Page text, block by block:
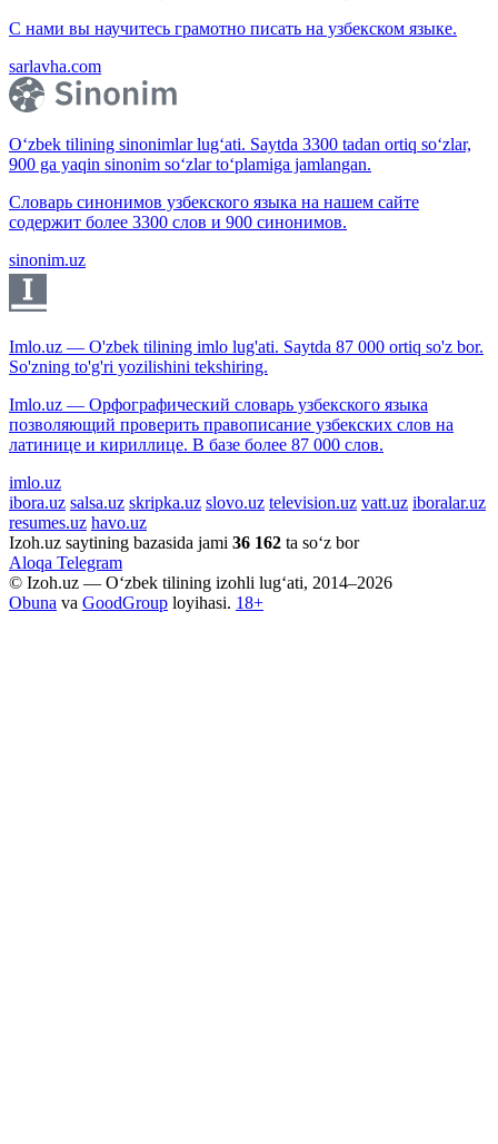
С нами вы научитесь грамотно писать на узбекском языке.
sarlavha.com
O‘zbek tilining sinonimlar lug‘ati. Saytda 3300 tadan ortiq so‘zlar,
900 ga yaqin sinonim so‘zlar to‘plamiga jamlangan.
Словарь синонимов узбекского языка на нашем сайте
содержит более 3300 слов и 900 синонимов.
sinonim.uz
Imlo.uz — O'zbek tilining imlo lug'ati. Saytda 87 000 ortiq so'z bor.
So'zning to'g'ri yozilishini tekshiring.
Imlo.uz — Орфографический словарь узбекского языка
позволяющий проверить правописание узбекских слов на
латинице и кириллице. В базе более 87 000 слов.
imlo.uz
ibora.uz salsa.uz skripka.uz slovo.uz television.uz vatt.uz iboralar.uz
resumes.uz havo.uz
Izoh.uz saytining bazasida jami 36 162 ta so‘z bor
Aloqa Telegram
© Izoh.uz — O‘zbek tilining izohli lug‘ati, 2014–2026
Obuna va GoodGroup loyihasi. 18+